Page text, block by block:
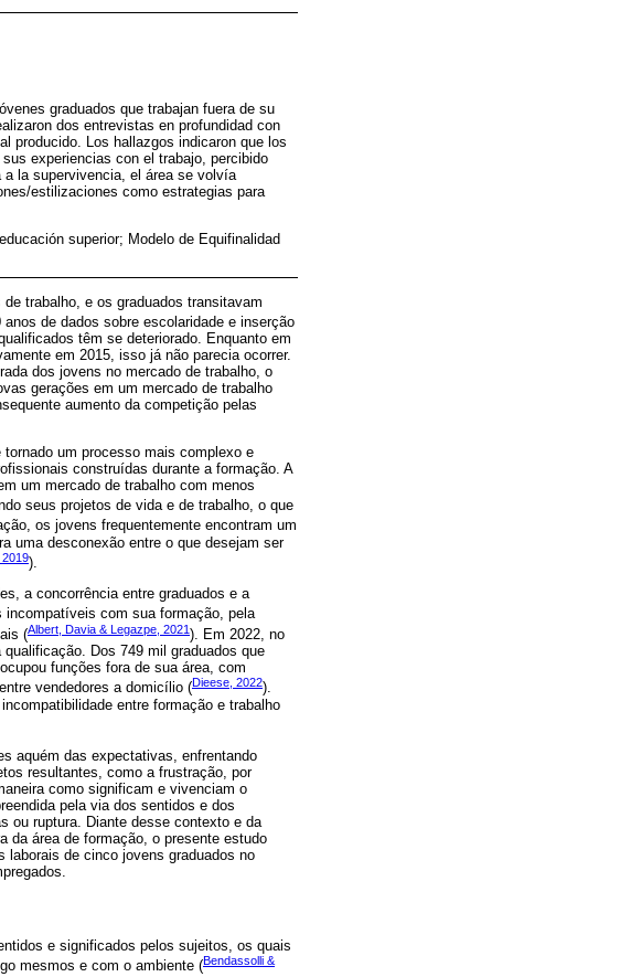
graduados que trabajan fuera de su
dos entrevistas en profundidad con
producido. Los hallazgos indicaron que los
experiencias con el trabajo, percibido
la supervivencia, el área se volvía
estilizaciones como estrategias para
superior; Modelo de Equifinalidad
trabalho, e os graduados transitavam
anos de dados sobre escolaridade e inserção
têm se deteriorado. Enquanto em
em 2015, isso já não parecia ocorrer.
dos jovens no mercado de trabalho, o
gerações em um mercado de trabalho
aumento da competição pelas
um processo mais complexo e
construídas durante a formação. A
um mercado de trabalho com menos
seus projetos de vida e de trabalho, o que
os jovens frequentemente encontram um
uma desconexão entre o que desejam ser
2019).
a concorrência entre graduados e a
incompatíveis com sua formação, pela
(Albert, Davia & Legazpe, 2021). Em 2022, no
Dos 749 mil graduados que
funções fora de sua área, com
vendedores a domicílio (Dieese, 2022).
entre formação e trabalho
aquém das expectativas, enfrentando
resultantes, como a frustração, por
como significam e vivenciam o
pela via dos sentidos e dos
ou ruptura. Diante desse contexto e da
da área de formação, o presente estudo
de cinco jovens graduados no
e significados pelos sujeitos, os quais
mesmos e com o ambiente (Bendassolli &